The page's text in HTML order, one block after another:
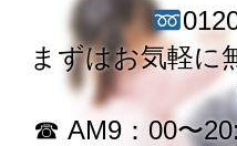
まずはお気軽に
☎︎ AM9：00〜